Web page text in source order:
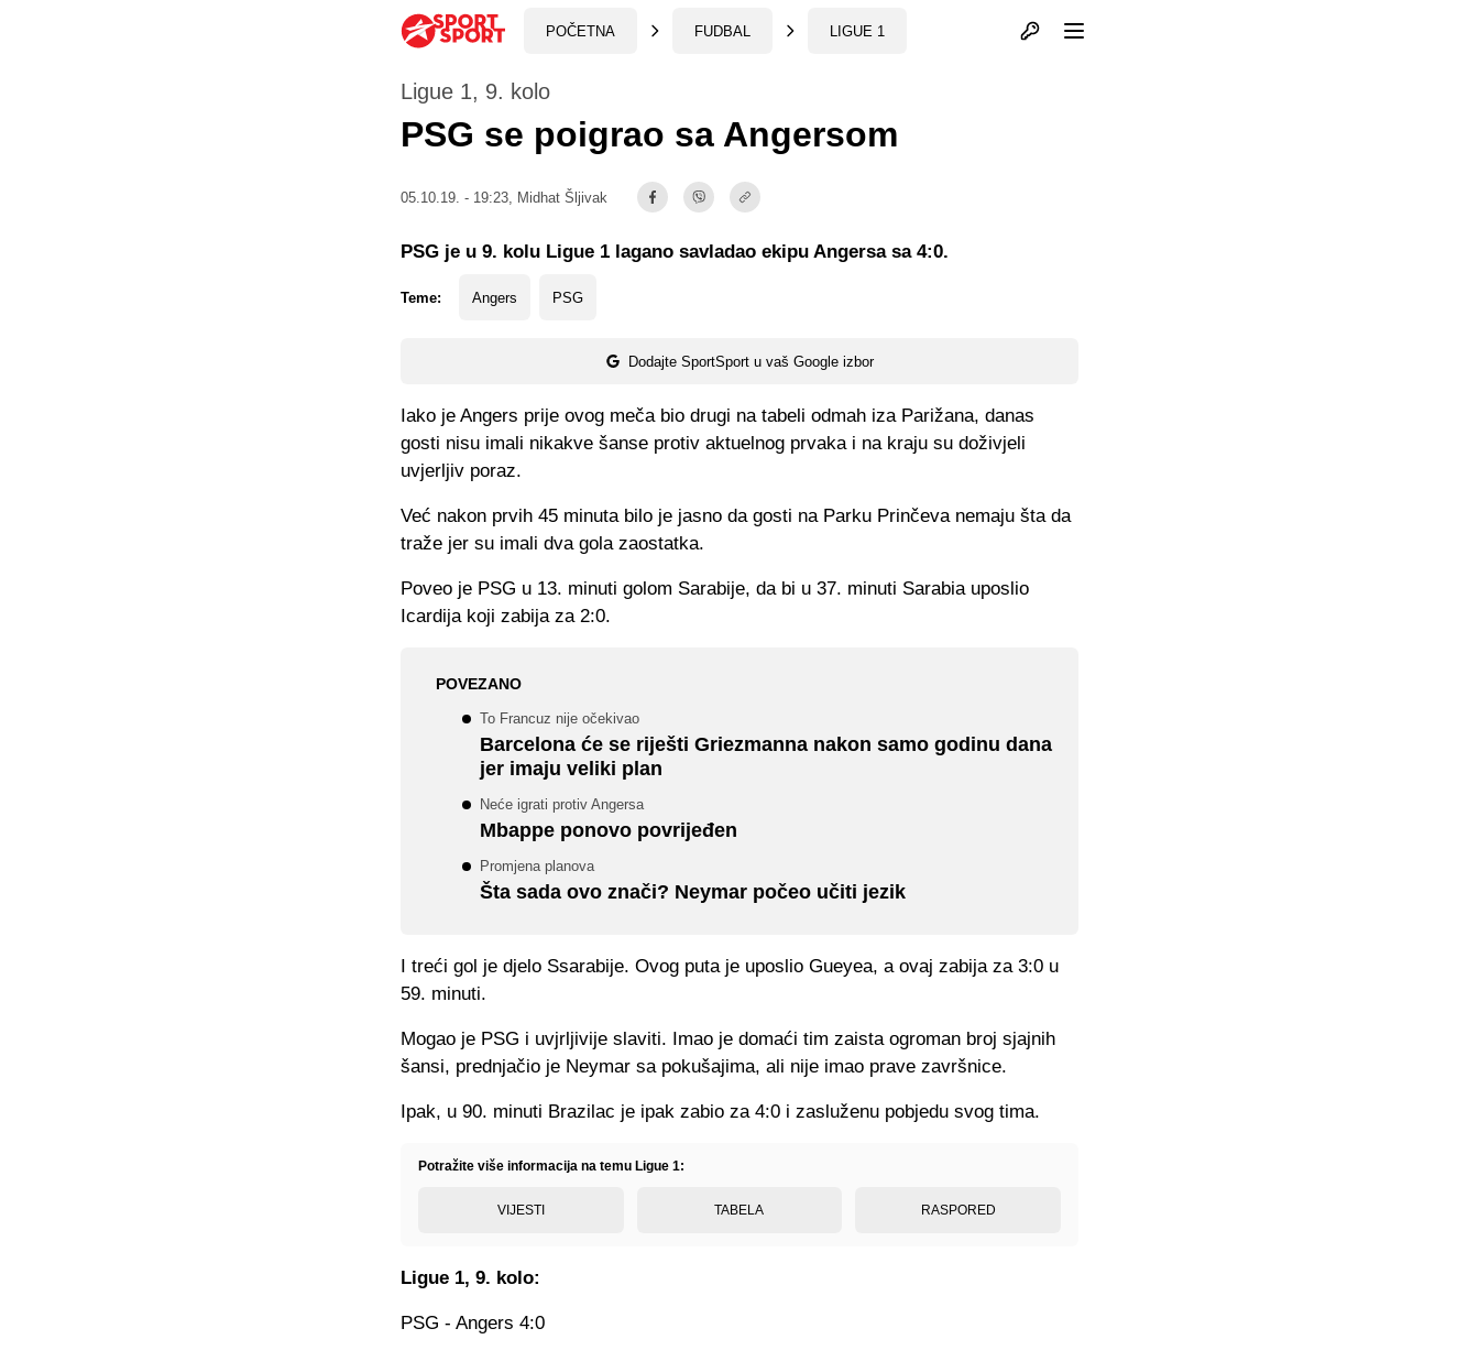
POČETNA FUDBAL LIGUE 1 Otvori profil
Ligue 1, 9. kolo
PSG se poigrao sa Angersom
05.10.19. - 19:23, Midhat Šljivak
Teme: Angers PSG
Dodajte SportSport u vaš Google izbor
PSG je u 9. kolu Ligue 1 lagano savladao ekipu Angersa sa 4:0.
Iako je Angers prije ovog meča bio drugi na tabeli odmah iza Parižana, danas
gosti nisu imali nikakve šanse protiv aktuelnog prvaka i na kraju su doživjeli
uvjerljiv poraz.
Već nakon prvih 45 minuta bilo je jasno da gosti na Parku Prinčeva nemaju šta da
traže jer su imali dva gola zaostatka.
Poveo je PSG u 13. minuti golom Sarabije, da bi u 37. minuti Sarabia uposlio
Icardija koji zabija za 2:0.
POVEZANO
To Francuz nije očekivao
Barcelona će se riješti Griezmanna nakon samo godinu dana
jer imaju veliki plan
Neće igrati protiv Angersa
Mbappe ponovo povrijeđen
Promjena planova
Šta sada ovo znači? Neymar počeo učiti jezik
I treći gol je djelo Ssarabije. Ovog puta je uposlio Gueyea, a ovaj zabija za 3:0 u
59. minuti.
Mogao je PSG i uvjrljivije slaviti. Imao je domaći tim zaista ogroman broj sjajnih
šansi, prednjačio je Neymar sa pokušajima, ali nije imao prave završnice.
Ipak, u 90. minuti Brazilac je ipak zabio za 4:0 i zasluženu pobjedu svog tima.
Potražite više informacija na temu Ligue 1:
VIJESTI TABELA RASPORED
Ligue 1, 9. kolo:
PSG - Angers 4:0